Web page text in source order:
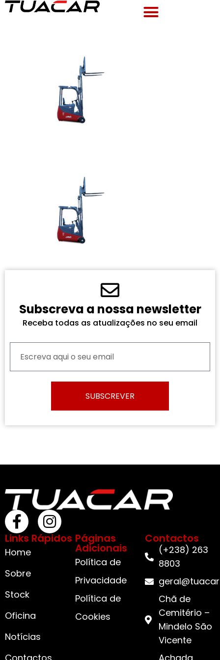
Subscreva a nossa newsletter
Receba todas as atualizações no seu email
SUBSCREVER
Links Rápidos
Home
Sobre
Stock
Oficina
Notícias
Páginas
Adicionais
Política de
Privacidade
Política de
Cookies
Contactos
(+238) 263
8803
Chã de
Cemitério –
Mindelo São
Vicente